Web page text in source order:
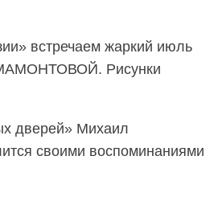
встречаем жаркий июль
Рисунки
дверей» Михаил
своими воспоминаниями